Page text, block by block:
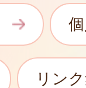
リン